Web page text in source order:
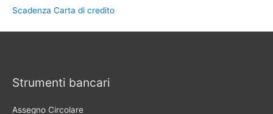
Scadenza Carta di credito
Strumenti bancari
Assegno Circolare